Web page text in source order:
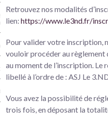
Bien-être en musique à
Danse Versailles
Versailles
Versailles
Retrouvez nos modalités
lien: https://www.le3nd.fr/
Pour valider votre inscription,
vouloir procéder au règlement
au moment de l’inscription. Le
libellé à l’ordre de : ASJ Le
Vous avez la possibilité de
trois fois, en déposant la